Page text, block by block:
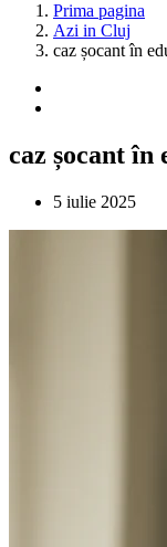
Prima pagina
Azi in Cluj
caz șocant în
caz șocant în
5 iulie 2025